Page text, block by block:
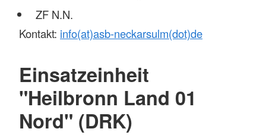
ZF N.N.
Kontakt: info(at)asb-neckarsulm(dot)de
Einsatzeinheit
"Heilbronn Land 01
Nord" (DRK)